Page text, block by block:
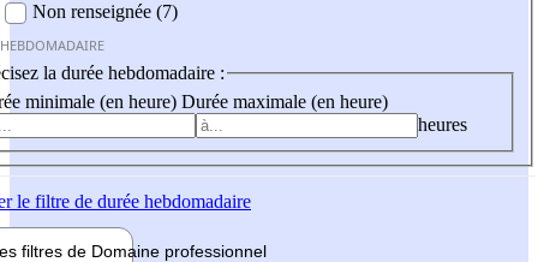
Non renseignée (7)
la durée hebdomadaire :
minimale (en heure) Durée maximale (en heure)
heures
le filtre de durée hebdomadaire
filtres de Domaine professionnel